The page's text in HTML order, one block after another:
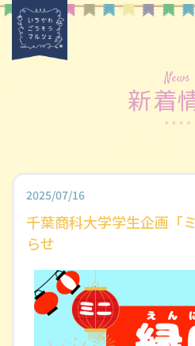
News
新着
2025/07/16
千葉商科大学学生企画「
らせ